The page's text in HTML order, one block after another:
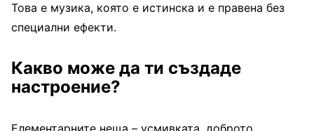
Това е музика, която е истинска и е правена без
специални ефекти.
Какво може да ти създаде
настроение?